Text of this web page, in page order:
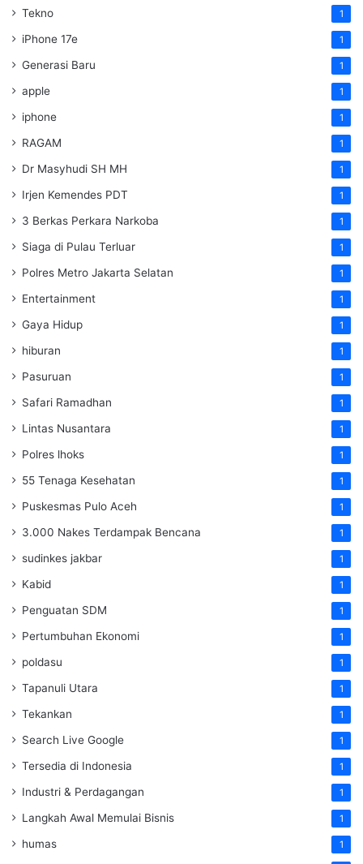
Tekno 1
iPhone 17e 1
Generasi Baru 1
apple 1
iphone 1
RAGAM 1
Dr Masyhudi SH MH 1
Irjen Kemendes PDT 1
3 Berkas Perkara Narkoba 1
Siaga di Pulau Terluar 1
Polres Metro Jakarta Selatan 1
Entertainment 1
Gaya Hidup 1
hiburan 1
Pasuruan 1
Safari Ramadhan 1
Lintas Nusantara 1
Polres lhoks 1
55 Tenaga Kesehatan 1
Puskesmas Pulo Aceh 1
3.000 Nakes Terdampak Bencana 1
sudinkes jakbar 1
Kabid 1
Penguatan SDM ‎ 1
Pertumbuhan Ekonomi 1
poldasu 1
Tapanuli Utara 1
Tekankan 1
Search Live Google 1
Tersedia di Indonesia 1
Industri & Perdagangan 1
Langkah Awal Memulai Bisnis 1
humas 1